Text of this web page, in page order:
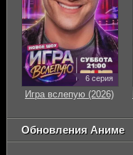
6 серия
Игра вслепую (2026)
Обновления Аниме